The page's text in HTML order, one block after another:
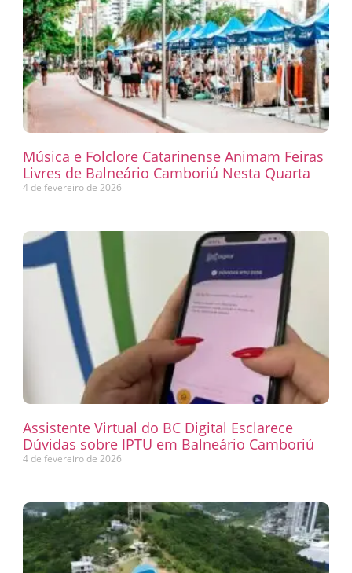
Música e Folclore Catarinense Animam Feiras
Livres de Balneário Camboriú Nesta Quarta
4 de fevereiro de 2026
Assistente Virtual do BC Digital Esclarece
Dúvidas sobre IPTU em Balneário Camboriú
4 de fevereiro de 2026